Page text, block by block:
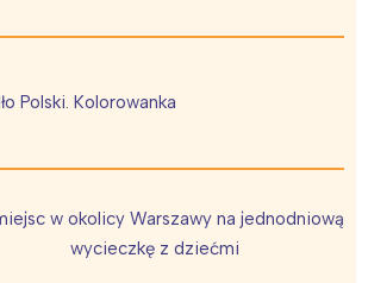
Polski. Kolorowanka
w okolicy Warszawy na jednodniową
wycieczkę z dziećmi